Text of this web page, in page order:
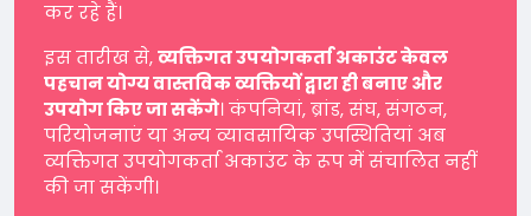
कर रहे हैं।
इस तारीख से,व्यक्तिगत उपयोगकर्ता अकाउंट केवल
पहचान योग्य वास्तविक व्यक्तियों द्वारा ही बनाए और
उपयोग किए जा सकेंगे। कंपनियां, ब्रांड, संघ, संगठन,
परियोजनाएं या अन्य व्यावसायिक उपस्थितियां अब
व्यक्तिगत उपयोगकर्ता अकाउंट के रूप में संचालित नहीं
की जा सकेंगी।